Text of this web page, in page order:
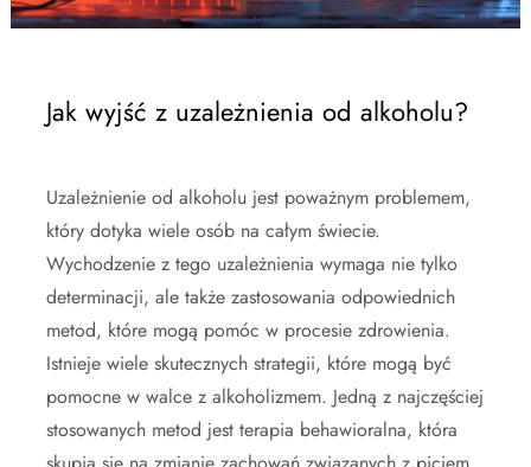
Jak wyjść z uzależnienia od alkoholu?
Uzależnienie od alkoholu jest poważnym problemem,
który dotyka wiele osób na całym świecie.
Wychodzenie z tego uzależnienia wymaga nie tylko
determinacji, ale także zastosowania odpowiednich
metod, które mogą pomóc w procesie zdrowienia.
Istnieje wiele skutecznych strategii, które mogą być
pomocne w walce z alkoholizmem. Jedną z najczęściej
stosowanych metod jest terapia behawioralna, która